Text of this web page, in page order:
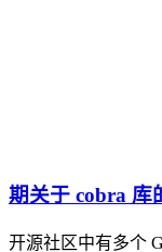
期关于 cobra 库
开源社区中有多个